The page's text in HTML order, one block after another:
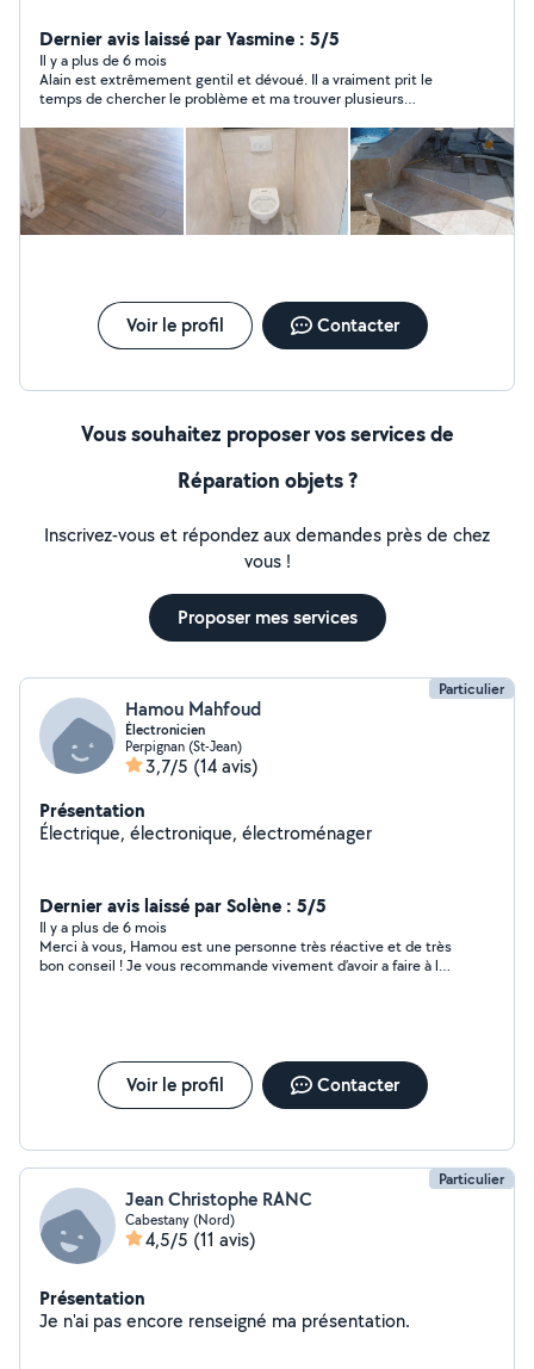
Dernier avis laissé par Yasmine : 5/5
Il y a plus de 6 mois
Alain est extrêmement gentil et dévoué. Il a vraiment prit le
temps de chercher le problème et ma trouver plusieurs
gentillesse
Voir le profil Contacter
Vous souhaitez proposer vos services de
Réparation objets ?
Inscrivez-vous et répondez aux demandes près de chez
vous !
Proposer mes services
Particulier
Hamou Mahfoud
Électronicien
Perpignan (St-Jean)
3,7/5 (14 avis)
Présentation
Électrique, électronique, électroménager
Dernier avis laissé par Solène : 5/5
Il y a plus de 6 mois
Merci à vous, Hamou est une personne très réactive et de très
bon conseil ! Je vous recommande vivement d’avoir a faire à lui
Voir le profil Contacter
Particulier
Jean Christophe RANC
Cabestany (Nord)
4,5/5 (11 avis)
Présentation
Je n'ai pas encore renseigné ma présentation.